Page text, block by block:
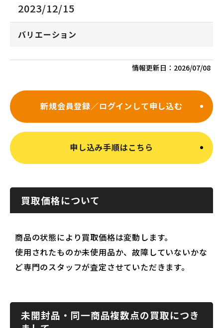
2023/12/15
バリエーション
情報更新日： 2026/07/08
新規会員登録／ログインして申し込む
申し込み手順はこちら
買取価格について
商品の状態により買取価格は変動します。
使用されたものか未使用品か、故障していないかな
ど専門のスタッフが査定させていただきます。
未開封品・同一商品複数点の買取につき